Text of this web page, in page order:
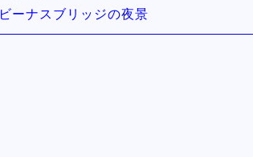
ビーナスブリッジの夜景